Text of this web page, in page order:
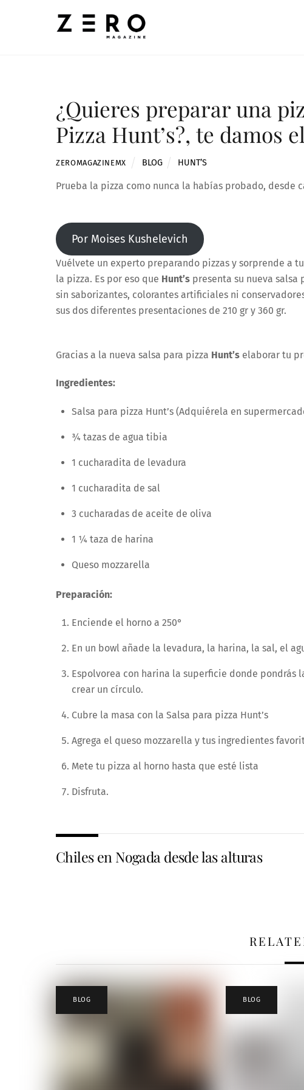
¿Quieres preparar una
Pizza Hunt’s?, te damos
ZEROMAGAZINEMX BLOG HUNT’S
Prueba la pizza como nunca la habías probado, desde
Por Moises Kushelevich
Vuélvete un experto preparando pizzas y sorprende a
la pizza. Es por eso que Hunt’s presenta su nueva salsa
sin saborizantes, colorantes artificiales ni
sus dos diferentes presentaciones de 210 gr y 360 gr.
Gracias a la nueva salsa para pizza Hunt’s elaborar tu
Ingredientes:
Salsa para pizza Hunt’s (Adquiérela en
¾ tazas de agua tibia
1 cucharadita de levadura
1 cucharadita de sal
3 cucharadas de aceite de oliva
1 ¼ taza de harina
Queso mozzarella
Preparación:
Enciende el horno a 250°
En un bowl añade la levadura, la harina, la sal, el
Espolvorea con harina la superficie donde pondrás
crear un círculo.
Cubre la masa con la Salsa para pizza Hunt’s
Agrega el queso mozzarella y tus ingredientes
Mete tu pizza al horno hasta que esté lista
Disfruta.
Chiles en Nogada desde las alturas
BLOG BLOG